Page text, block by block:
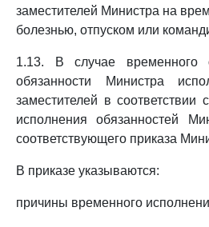
заместителей Министра на
болезнью, отпуском или
1.13. В случае временного
обязанности Министра
заместителей в соответствии
исполнения обязанностей
соответствующего приказа
В приказе указываются:
причины временного